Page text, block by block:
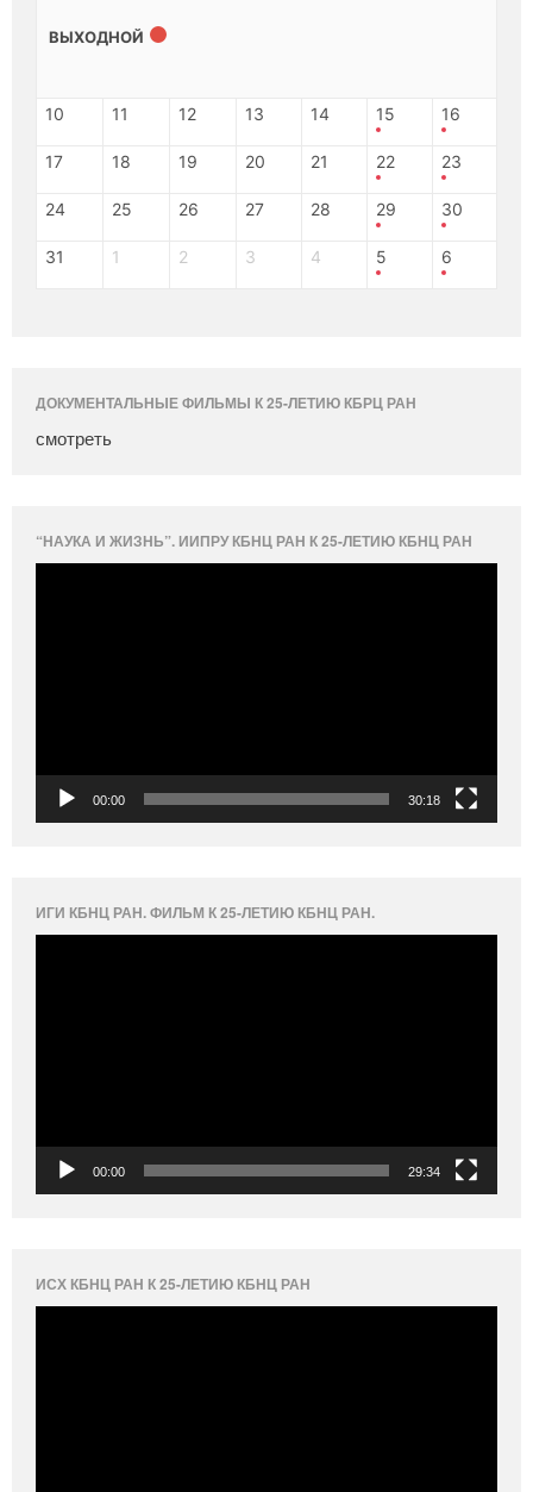
ВЫХОДНОЙ
10 11 12 13 14 15 16
17 18 19 20 21 22 23
24 25 26 27 28 29 30
31 1 2 3 4 5 6
ДОКУМЕНТАЛЬНЫЕ ФИЛЬМЫ К 25-ЛЕТИЮ КБРЦ РАН
смотреть
“НАУКА И ЖИЗНЬ”. ИИПРУ КБНЦ РАН К 25-ЛЕТИЮ КБНЦ РАН
00:00 30:18
ИГИ КБНЦ РАН. ФИЛЬМ К 25-ЛЕТИЮ КБНЦ РАН.
00:00 29:34
ИСХ КБНЦ РАН К 25-ЛЕТИЮ КБНЦ РАН